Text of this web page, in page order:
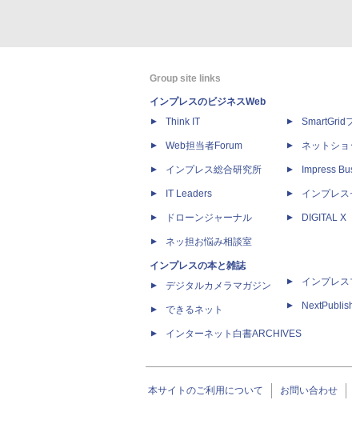
Group site links
インプレスのビジネスWeb
Think IT
Web担当者Forum
インプレス総合研究所
IT Leaders
ドローンジャーナル
ネッ担お悩み相談室
インプレスの本と雑誌
デジタルカメラマガジン
できるネット
インターネット白書ARCHIVES
SmartGrid
ネットシ
Impress
インプレス
DIGITAL X
インプレス
本サイトのご利用について お問い合わせ